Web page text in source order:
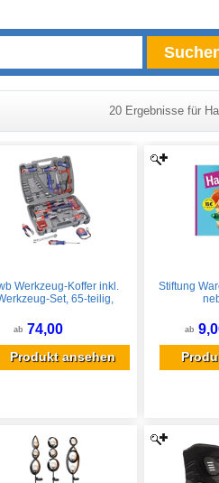
20 Ergebnisse für
Werkzeug-Koffer inkl.
Set, 65-teilig,
hochwertig, ideal für,den
Haushalt oder oder die
Garage, im praktischen
Mehrfarbig
ab 74,00
Produkt ansehen
Stiftung
ab